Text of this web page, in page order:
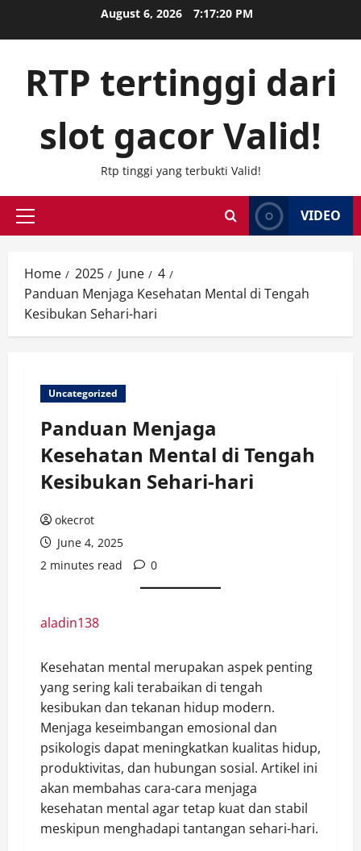
August 6, 2026 7:17:21 PM
RTP tertinggi dari
slot gacor Valid!
Rtp tinggi yang terbukti Valid!
Primary
VIDEO
Home 2025 June
4
Panduan Menjaga Kesehatan Mental di Tengah
Kesibukan Sehari-hari
Uncategorized
Panduan Menjaga
Kesehatan Mental di Tengah
Kesibukan Sehari-hari
okecrot
June 4, 2025
2 minutes read
0
aladin138
Kesehatan mental merupakan aspek penting
yang sering kali terabaikan di tengah
kesibukan dan tekanan hidup modern.
Menjaga keseimbangan emosional dan
psikologis dapat meningkatkan kualitas hidup,
produktivitas, dan hubungan sosial. Artikel ini
akan membahas cara-cara menjaga
kesehatan mental agar tetap kuat dan stabil
meskipun menghadapi tantangan sehari-hari.